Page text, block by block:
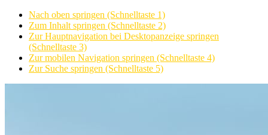
Nach oben springen (Schnelltaste 1)
Zum Inhalt springen (Schnelltaste 2)
Zur Hauptnavigation bei Desktopanzeige springen
(Schnelltaste 3)
Zur mobilen Navigation springen (Schnelltaste 4)
Zur Suche springen (Schnelltaste 5)